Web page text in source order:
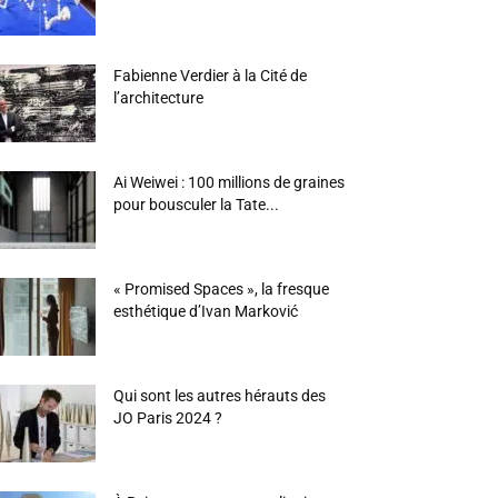
Fabienne Verdier à la Cité de
l’architecture
Ai Weiwei : 100 millions de graines
pour bousculer la Tate...
« Promised Spaces », la fresque
esthétique d’Ivan Marković
Qui sont les autres hérauts des
JO Paris 2024 ?